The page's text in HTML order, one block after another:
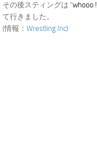
その後スティングは “whooo !
て行きました。
(情報： Wrestling Inc)